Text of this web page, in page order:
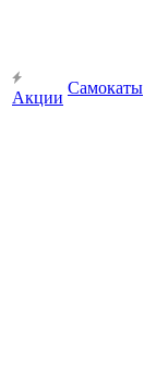
Акции
Самокаты